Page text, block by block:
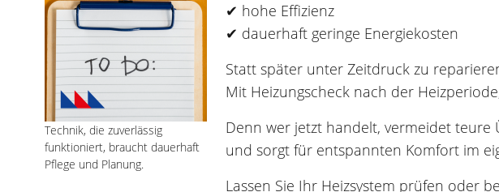
Technik, die zuverlässig
funktioniert, braucht dauerhaft
Pflege und Planung.
✔ hohe Effizienz
✔ dauerhaft geringe Energiekosten
Statt später unter Zeitdruck zu
Mit Heizungscheck nach der
Denn wer jetzt handelt, vermeidet teure
und sorgt für entspannten Komfort im
Lassen Sie Ihr Heizsystem prüfen oder